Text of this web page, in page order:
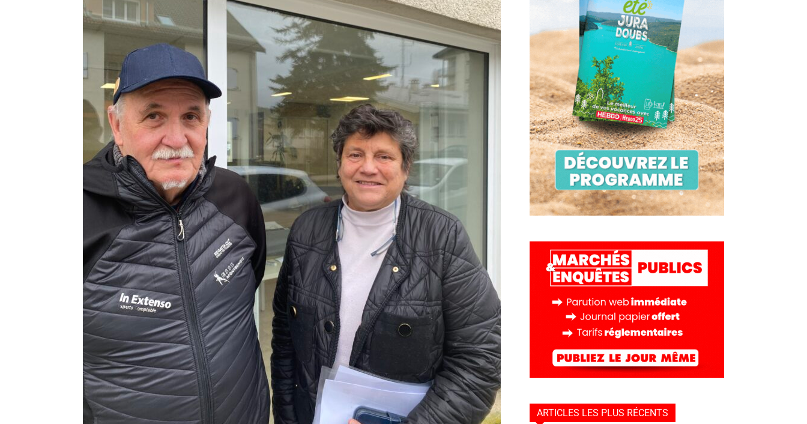
Hebdo25
ARTICLES LES PLUS RÉCENTS